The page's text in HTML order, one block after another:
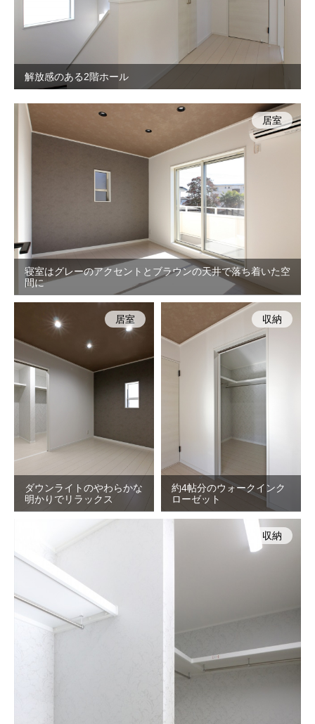
解放感のある2階ホール
寝室はグレーのアクセントとブラウンの天井で落ち着いた空
間に
居室
ダウンライトのやわらかな
明かりでリラックス
居室
約4帖分のウォークインク
ローゼット
収納
収納